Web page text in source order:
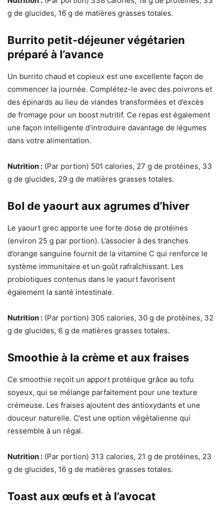
g de glucides, 16 g de matières grasses totales.
Burrito petit-déjeuner végétarien
préparé à l’avance
Un burrito chaud et copieux est une excellente façon de
commencer la journée. Complétez-le avec des poivrons et
des épinards au lieu de viandes transformées et d’excès
de fromage pour un boost nutritif. Ce repas est également
une façon intelligente d’introduire davantage de légumes
dans votre alimentation.
Nutrition : (Par portion) 501 calories, 27 g de protéines, 33
g de glucides, 29 g de matières grasses totales.
Bol de yaourt aux agrumes d’hiver
Le yaourt grec apporte une forte dose de protéines
(environ 25 g par portion). L’associer à des tranches
d’orange sanguine fournit de la vitamine C qui renforce le
système immunitaire et un goût rafraîchissant. Les
probiotiques contenus dans le yaourt favorisent
également la santé intestinale.
Nutrition : (Par portion) 305 calories, 30 g de protéines, 32
g de glucides, 6 g de matières grasses totales.
Smoothie à la crème et aux fraises
Ce smoothie reçoit un apport protéique grâce au tofu
soyeux, qui se mélange parfaitement pour une texture
crémeuse. Les fraises ajoutent des antioxydants et une
douceur naturelle. C’est une option végétalienne qui
ressemble à un régal.
Nutrition : (Par portion) 313 calories, 21 g de protéines, 23
g de glucides, 16 g de matières grasses totales.
Toast aux œufs et à l’avocat